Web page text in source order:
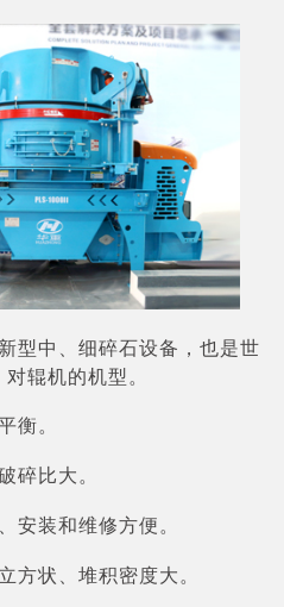
型中、细碎石设备，也是世
辊机的机型。
衡。
碎比大。
安装和维修方便。
方状、堆积密度大。